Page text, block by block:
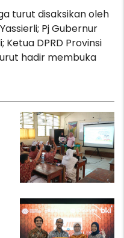
turut disaksikan oleh
Pj Gubernur
Ketua DPRD Provinsi
hadir membuka